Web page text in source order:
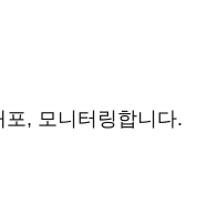
, 모니터링합니다.